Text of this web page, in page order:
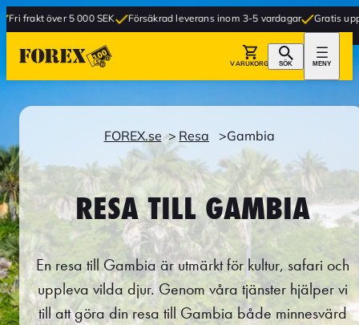
5 000 SEK Försäkrad leverans inom 3-5 vardagar Gratis upphämtning i
VARUKORG SÖK MENY
FOREX.se Resa Gambia
RESA TILL GAMBIA
En resa till Gambia är utmärkt för kultur, safari och
uppleva vilda djur. Genom våra tjänster hjälper vi
till att göra din resa till Gambia både minnesvärd